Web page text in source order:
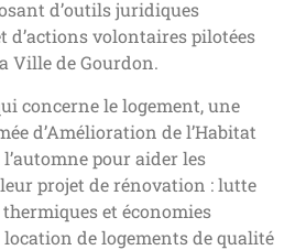
d’outils juridiques
d’actions volontaires pilotées
Ville de Gourdon.
concerne le logement, une
d’Amélioration de l’Habitat
pour aider les
projet de rénovation : lutte
et économies
location de logements de qualité